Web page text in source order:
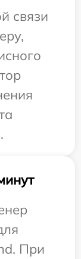
связи
При